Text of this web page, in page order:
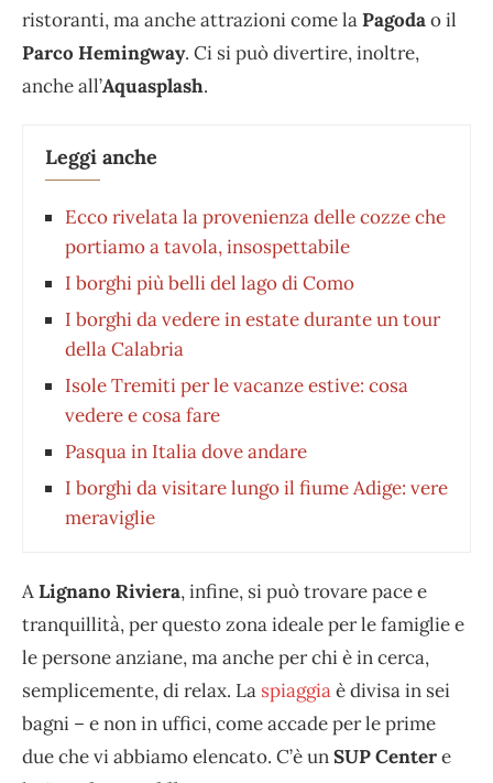
ristoranti, ma anche attrazioni come laPagodao il
Parco Hemingway. Ci si può divertire, inoltre,
anche all’Aquasplash.
Leggi anche
Ecco rivelata la provenienza delle cozze che
portiamo a tavola, insospettabile
I borghi più belli del lago di Como
I borghi da vedere in estate durante un tour
della Calabria
Isole Tremiti per le vacanze estive: cosa
vedere e cosa fare
Pasqua in Italia dove andare
I borghi da visitare lungo il fiume Adige: vere
meraviglie
ALignano Riviera, infine, si può trovare pace e
tranquillità, per questo zona ideale per le famiglie e
le persone anziane, ma anche per chi è in cerca,
semplicemente, di relax. La spiaggiaè divisa in sei
bagni – e non in uffici, come accade per le prime
due che vi abbiamo elencato. C’è unSUP Centere